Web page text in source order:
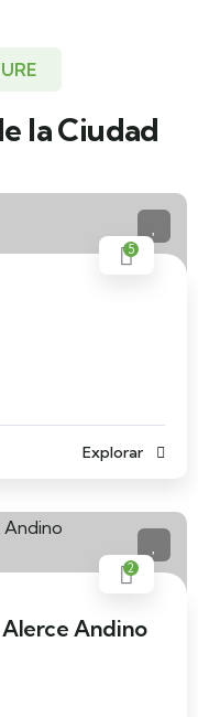
la Ciudad
5
Explorar
2
Andino